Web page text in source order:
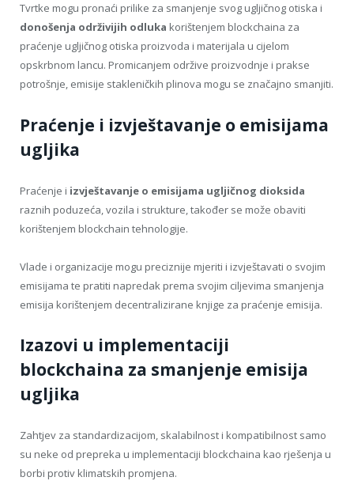
Tvrtke mogu pronaći prilike za smanjenje svog ugljičnog otiska i
donošenja održivijih odluka korištenjem blockchaina za
praćenje ugljičnog otiska proizvoda i materijala u cijelom
opskrbnom lancu. Promicanjem održive proizvodnje i prakse
potrošnje, emisije stakleničkih plinova mogu se značajno smanjiti.
Praćenje i izvještavanje o emisijama
ugljika
Praćenje i izvještavanje o emisijama ugljičnog dioksida
raznih poduzeća, vozila i strukture, također se može obaviti
korištenjem blockchain tehnologije.
Vlade i organizacije mogu preciznije mjeriti i izvještavati o svojim
emisijama te pratiti napredak prema svojim ciljevima smanjenja
emisija korištenjem decentralizirane knjige za praćenje emisija.
Izazovi u implementaciji
blockchaina za smanjenje emisija
ugljika
Zahtjev za standardizacijom, skalabilnost i kompatibilnost samo
su neke od prepreka u implementaciji blockchaina kao rješenja u
borbi protiv klimatskih promjena.